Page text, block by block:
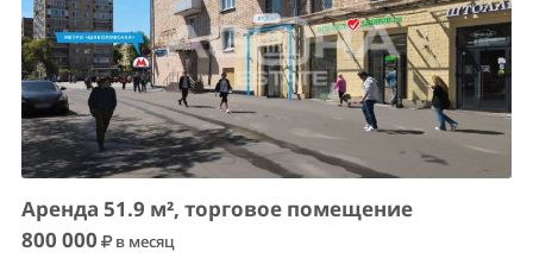
Аренда 51.9 м², торговое помещение
800 000
в месяц